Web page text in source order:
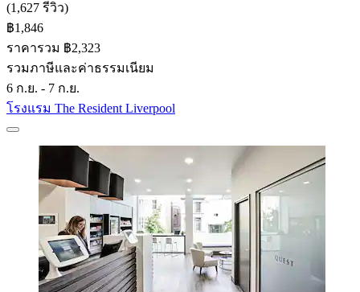
(1,627 รีวิว)
฿1,846
ราคารวม ฿2,323
รวมภาษีและค่าธรรมเนียม
6 ก.ย. - 7 ก.ย.
โรงแรม The Resident Liverpool